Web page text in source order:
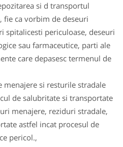
si d transportul
ca vorbim de deseuri
spitalicesti periculoase, deseuri
sau farmaceutice, parti ale
care depasesc termenul de
menajere si resturile stradale
de salubritate si transportate
menajere, reziduri stradale,
astfel incat procesul de
pericol.,